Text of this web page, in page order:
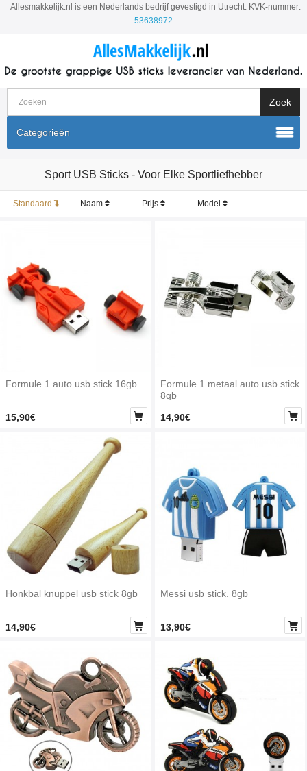
Allesmakkelijk.nl is een Nederlands bedrijf gevestigd in Utrecht. KVK-nummer:
53638972
Categorieën
Sport USB Sticks - Voor Elke Sportliefhebber
Standaard Naam Prijs Model
Formule 1 auto usb stick 16gb
15,90€ 
Formule 1 metaal auto usb stick
8gb
14,90€

Honkbal knuppel usb stick 8gb
14,90€ 
Messi usb stick. 8gb
13,90€ 